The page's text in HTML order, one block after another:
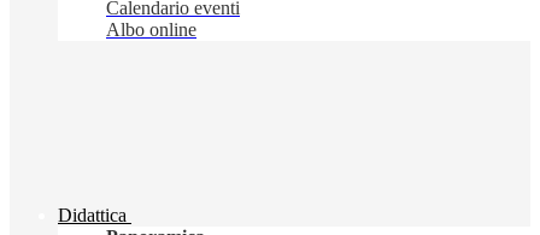
Calendario eventi
Albo online
Didattica